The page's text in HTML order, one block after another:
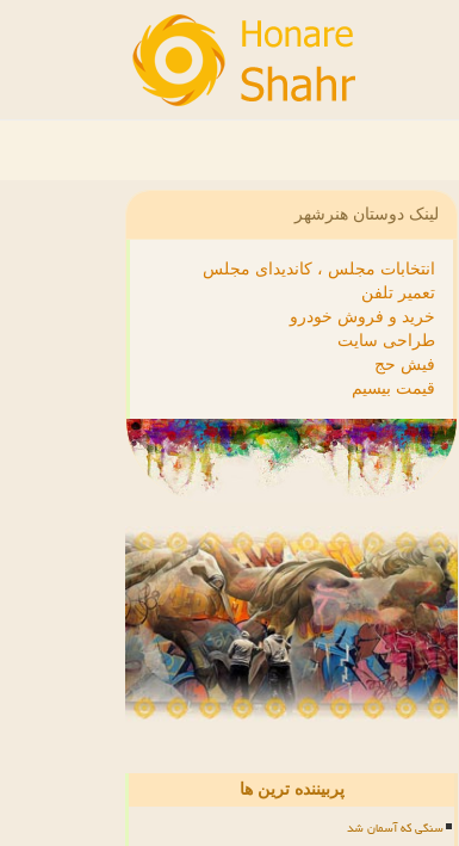
لینک دوستان هنرشهر
انتخابات مجلس ، کاندیدای مجلس
تعمیر تلفن
خرید و فروش خودرو
طراحی سایت
فیش حج
قیمت بیسیم
پربیننده ترین ها
سنگی که آسمان شد